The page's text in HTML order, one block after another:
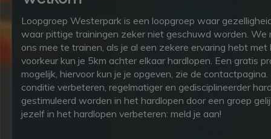
Loopgroep Westerpark is een loopgroep waar
waar pittige trainingen zeker niet geschuwd worden. We
ons mee te trainen, als je al een zekere ervaring hebt met
voorkeur kun je 5km achter elkaar hardlopen. Een gratis
mogelijk, hiervoor kun je je opgeven, zie de
conditie verbeteren, regelmatiger en gedisciplineerder
gestimuleerd worden in het hardlopen door een groep
jezelf in het hardlopen verbeteren: meld je aan!